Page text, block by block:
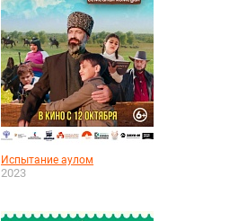
Испытание аулом
2023